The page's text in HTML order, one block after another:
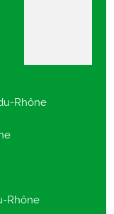
Rhône
Rhône